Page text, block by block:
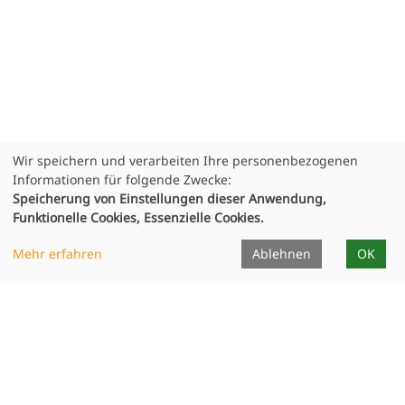
Infocenter
Wir speichern und verarbeiten Ihre personenbezogenen
Informationen für folgende Zwecke:
Speicherung von Einstellungen dieser Anwendung,
Funktionelle Cookies, Essenzielle Cookies.
Mehr erfahren Ablehnen OK